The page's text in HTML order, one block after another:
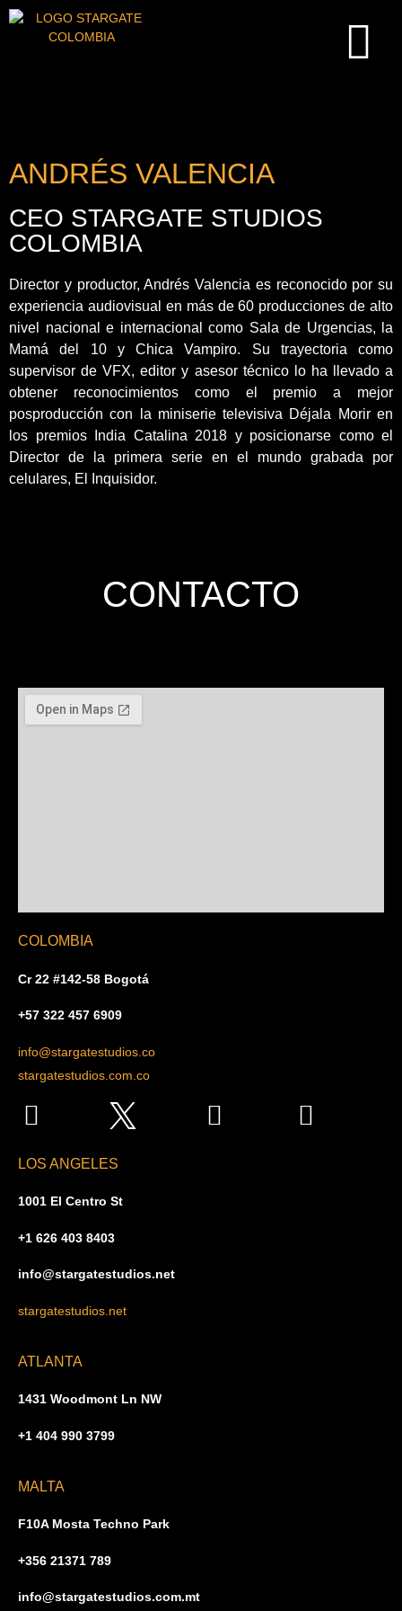
ANDRÉS VALENCIA
CEO STARGATE STUDIOS
COLOMBIA
Director y productor, Andrés Valencia es reconocido por su
experiencia audiovisual en más de 60 producciones de alto
nivel nacional e internacional como Sala de Urgencias, la
Mamá del 10 y Chica Vampiro. Su trayectoria como
supervisor de VFX, editor y asesor técnico lo ha llevado a
obtener reconocimientos como el premio a mejor
posproducción con la miniserie televisiva Déjala Morir en
los premios India Catalina 2018 y posicionarse como el
Director de la primera serie en el mundo grabada por
celulares, El Inquisidor.
CONTACTO
COLOMBIA
Cr 22 #142-58 Bogotá
+57 322 457 6909
info@stargatestudios.co
stargatestudios.com.co
LOS ANGELES
1001 El Centro St
+1 626 403 8403
info@stargatestudios.net
stargatestudios.net
ATLANTA
1431 Woodmont Ln NW
+1 404 990 3799
MALTA
F10A Mosta Techno Park
+356 21371 789
info@stargatestudios.com.mt